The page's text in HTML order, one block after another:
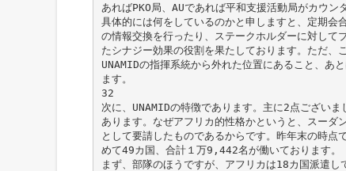
あればPKO局、AUであれば平和支援活動局がカウン
具体的には何をしているのかと申しますと、定期会
の情報交換を行ったり、ステークホルダーに対して
たシナジー効果の役割を果たしております。ただ、
UNAMIDの指揮系統から外れた位置にあること、あ
ます。
32
次に、UNAMIDの特徴であります。主に2点ござい
あります。なぜアフリカ的性格かというと、スーダ
として要請したものであるからです。昨年末の時点
めて49カ国、合計１万9,442名が働いております。
まず、部隊のほうですが、アフリカは18カ国派遣